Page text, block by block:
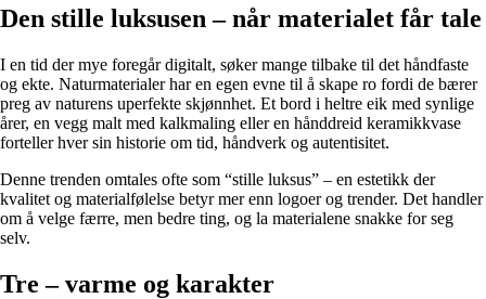
Den stille luksusen – når materialet får tale
I en tid der mye foregår digitalt, søker mange tilbake til det håndfaste
og ekte. Naturmaterialer har en egen evne til å skape ro fordi de bærer
preg av naturens uperfekte skjønnhet. Et bord i heltre eik med synlige
årer, en vegg malt med kalkmaling eller en hånddreid keramikkvase
forteller hver sin historie om tid, håndverk og autentisitet.
Denne trenden omtales ofte som “stille luksus” – en estetikk der
kvalitet og materialfølelse betyr mer enn logoer og trender. Det handler
om å velge færre, men bedre ting, og la materialene snakke for seg
selv.
Tre – varme og karakter